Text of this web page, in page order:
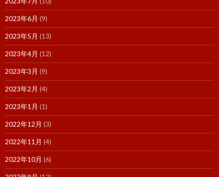
2023年6月 (9)
2023年5月 (13)
2023年4月 (12)
2023年3月 (9)
2023年2月 (4)
2023年1月 (1)
2022年12月 (3)
2022年11月 (4)
2022年10月 (6)